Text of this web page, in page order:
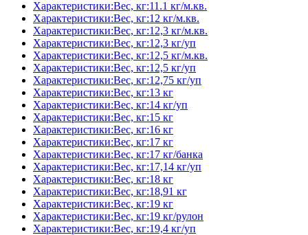
Характеристики:Вес, кг:11.1 кг/м.кв.
Характеристики:Вес, кг:12 кг/м.кв.
Характеристики:Вес, кг:12,3 кг/м.кв.
Характеристики:Вес, кг:12,3 кг/уп
Характеристики:Вес, кг:12,5 кг/м.кв.
Характеристики:Вес, кг:12,5 кг/уп
Характеристики:Вес, кг:12,75 кг/уп
Характеристики:Вес, кг:13 кг
Характеристики:Вес, кг:14 кг/уп
Характеристики:Вес, кг:15 кг
Характеристики:Вес, кг:16 кг
Характеристики:Вес, кг:17 кг
Характеристики:Вес, кг:17 кг/банка
Характеристики:Вес, кг:17,14 кг/уп
Характеристики:Вес, кг:18 кг
Характеристики:Вес, кг:18,91 кг
Характеристики:Вес, кг:19 кг
Характеристики:Вес, кг:19 кг/рулон
Характеристики:Вес, кг:19,4 кг/уп